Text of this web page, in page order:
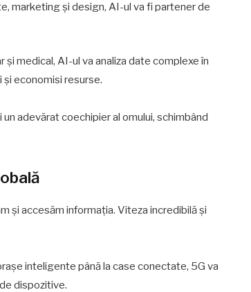
marketing și design, AI-ul va fi partener de
și medical, AI-ul va analiza date complexe în
economisi resurse.
adevărat coechipier al omului, schimbând
și accesăm informația. Viteza incredibilă și
inteligente până la case conectate, 5G va
dispozitive.